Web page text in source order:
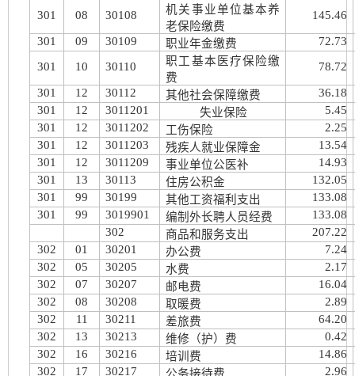
301
08 30108
机关事业单位基本养
老保险缴费
145.46
301 09 30109 职业年金缴费
72.73
301
10 30110
职工基本医疗保险缴
费
78.72
301 12 30112 其他社会保障缴费
36.18
301
12 3011201 失业保险
5.45
301
12 3011202 工伤保险
2.25
301
12 3011203 残疾人就业保障金
13.54
301
12 3011209 事业单位公医补
14.93
301
13 30113 住房公积金
132.05
301
99 30199 其他工资福利支出
133.08
301
99 3019901 编制外长聘人员经费
133.08
302
商品和服务支出
207.22
302
01 30201 办公费
7.24
302
05 30205 水费
2.17
302
07 30207 邮电费
16.04
302
08 30208 取暖费
2.89
302
11 30211 差旅费
64.20
302
13 30213 维修（护）费
0.42
302
16 30216 培训费
14.86
302
17 30217
2.96